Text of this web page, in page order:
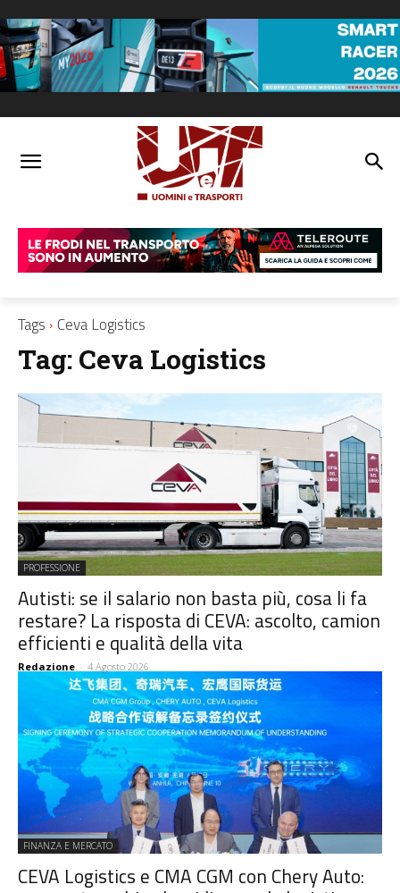
Tags Ceva Logistics
Tag: Ceva Logistics
PROFESSIONE
Autisti: se il salario non basta più, cosa li fa
restare? La risposta di CEVA: ascolto, camion
efficienti e qualità della vita
Redazione - 4 Agosto 2026
FINANZA E MERCATO
CEVA Logistics e CMA CGM con Chery Auto: